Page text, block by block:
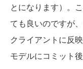
とになります）。
ても良いのですが
クライアントに反
モデルにコミット